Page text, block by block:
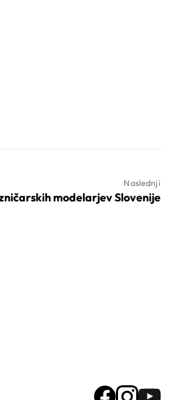
Naslednji
modelarjev Slovenije